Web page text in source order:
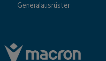
Generalausrüster